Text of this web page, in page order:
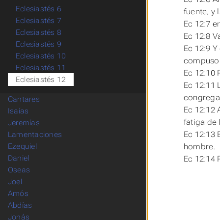
fuente, y
Ec 12:7
Ec 12:8
Ec 12:9
Ec 12:10
Ec 12:11
Ec 12:12
fatiga de
Ec 12:13
hombre.
Ec 12:14
Eclesiastés 6
Eclesiastés 7
Eclesiastés 8
Eclesiastés 9
Eclesiastés 10
Eclesiastés 11
Eclesiastés 12
Cantares
Isaías
Jeremías
Lamentaciones
Ezequiel
Daniel
Oseas
Joel
Amós
Abdías
Jonás